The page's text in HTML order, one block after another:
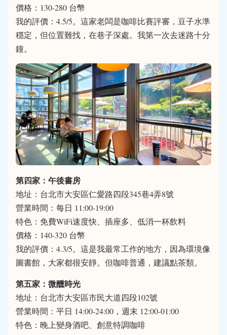
價格：130-280 台幣
我的評價：4.5/5。這家老闆是咖啡比賽評審，豆子水準
穩定，但位置難找，在巷子深處。我第一次去迷路十分
鐘。
第四家：午後書房
地址：台北市大安區仁愛路四段345巷4弄8號
營業時間：每日 11:00-19:00
特色：免費WiFi速度快、插座多、低消一杯飲料
價格：140-320 台幣
我的評價：4.3/5。這是我最常工作的地方，因為環境像
圖書館，大家都很安靜。但咖啡普通，建議點茶類。
第五家：微醺時光
地址：台北市大安區市民大道四段102號
營業時間：平日 14:00-24:00，週末 12:00-01:00
特色：晚上變身酒吧、創意特調咖啡